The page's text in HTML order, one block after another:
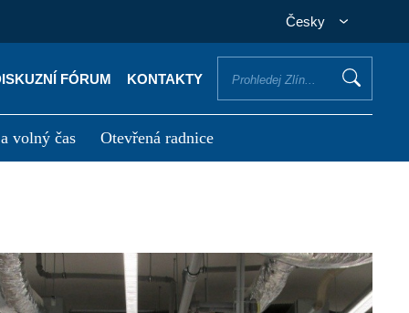
Česky
FÓRUM KONTAKTY
volný čas Otevřená radnice